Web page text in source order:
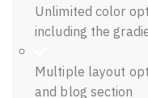
Unlimited color
including the
Multiple layout
and blog section